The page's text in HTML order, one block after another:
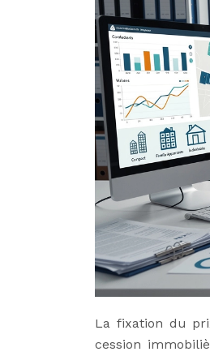
La fixation du
cession